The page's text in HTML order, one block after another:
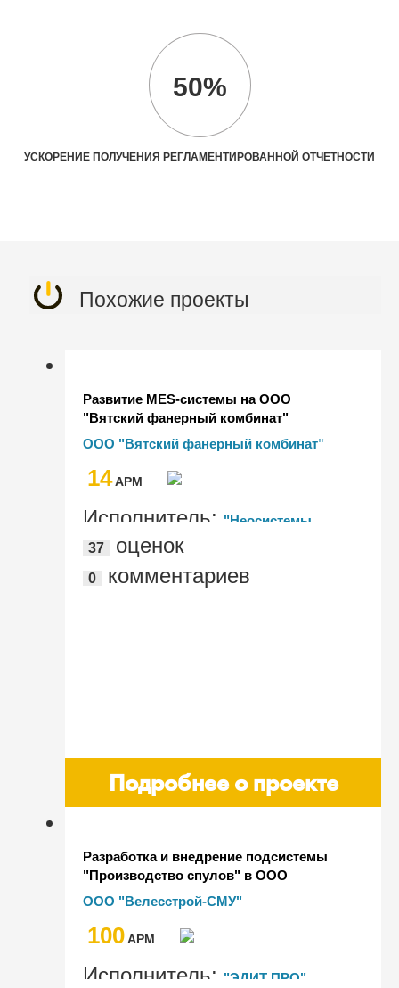
50%
УСКОРЕНИЕ ПОЛУЧЕНИЯ РЕГЛАМЕНТИРОВАННОЙ ОТЧЕТНОСТИ
Похожие проекты
Развитие MES-системы на ООО
"Вятский фанерный комбинат"
ООО "Вятский фанерный комбинат"
14AРМ
Исполнитель: "Неосистемы
Северо-Запад ЛТД"
37 оценок
0 комментариев
Подробнее о проекте
Разработка и внедрение подсистемы
"Производство спулов" в ООО
"Велесстрой СМУ" на базе
программного продукта "1С:ERP
Управление строительной
ООО "Велесстрой-СМУ"
100AРМ
Исполнитель: "ЭДИТ ПРО"